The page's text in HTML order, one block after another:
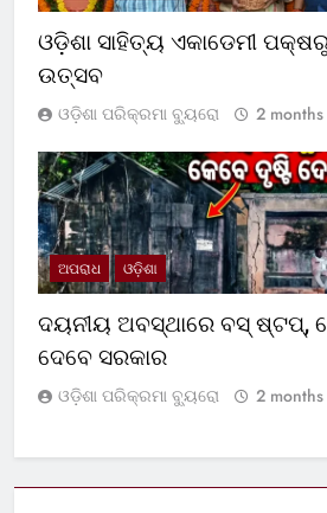
ଓଡ଼ିଶା ସାହିତ୍ୟ ଏକାଡେମୀ
ଉତ୍ସବ
ଓଡ଼ିଶା ପରିକ୍ରମା ବ୍ୟୁରୋ 2
ଅପରାଧ ଓଡ଼ିଶା
ଦୟନୀୟ ଅବସ୍ଥାରେ ବସ୍‌ ଷ୍ଟପ୍‌,
ଦେବେ ସରକାର
ଓଡ଼ିଶା ପରିକ୍ରମା ବ୍ୟୁରୋ 2